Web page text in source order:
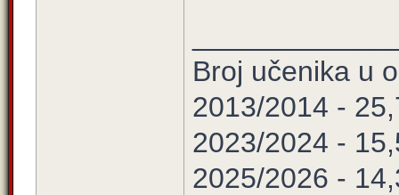
Broj učenika u
2013/2014 -
2023/2024 -
2025/2026 -